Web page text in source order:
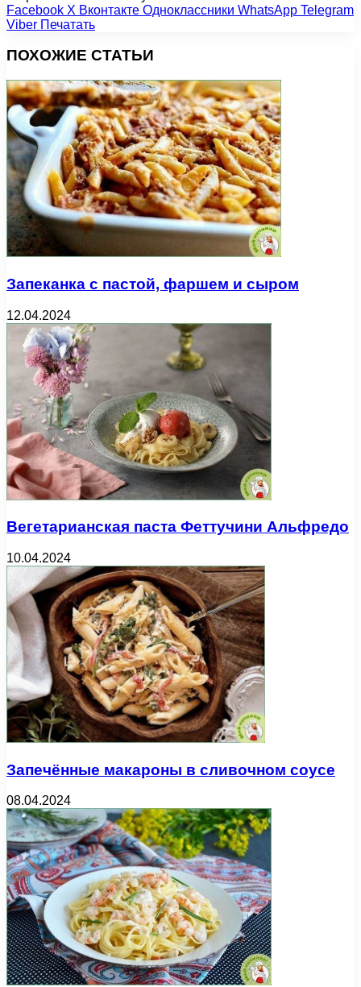
Facebook X Вконтакте Одноклассники WhatsApp Telegram
Viber Печатать
ПОХОЖИЕ СТАТЬИ
Запеканка с пастой, фаршем и сыром
12.04.2024
Вегетарианская паста Феттучини Альфредо
10.04.2024
Запечённые макароны в сливочном соусе
08.04.2024